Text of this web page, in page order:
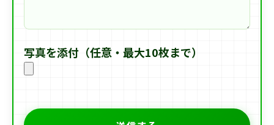
写真を添付（任意・最大10枚まで）